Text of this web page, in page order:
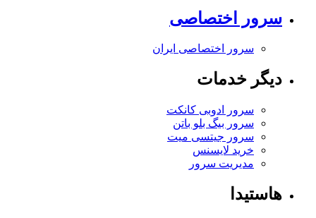
سرور اختصاصی
سرور اختصاصی ایران
دیگر خدمات
سرور ادوبی کانکت
سرور بیگ بلو باتن
سرور جیتسی میت
خرید لایسنس
مدیریت سرور
هاستیدا